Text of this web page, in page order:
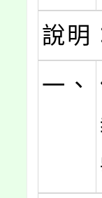
說明
一、